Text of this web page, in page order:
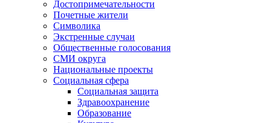
Достопримечательности
Почетные жители
Символика
Экстренные случаи
Общественные голосования
СМИ округа
Национальные проекты
Социальная сфера
Социальная защита
Здравоохранение
Образование